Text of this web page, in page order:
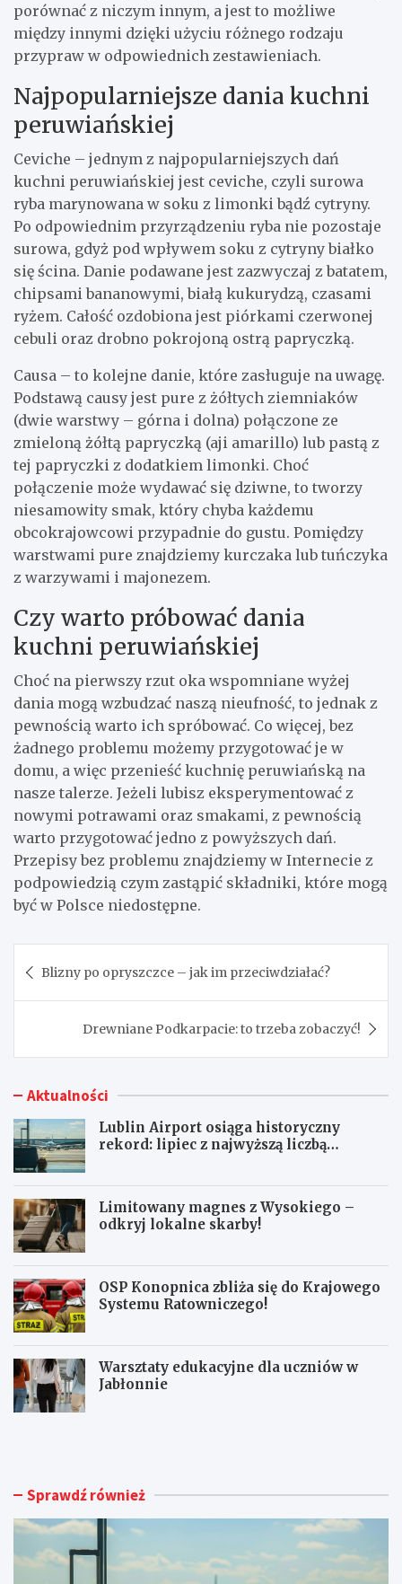
porównać z niczym innym, a jest to możliwe
między innymi dzięki użyciu różnego rodzaju
przypraw w odpowiednich zestawieniach.
Najpopularniejsze dania kuchni
peruwiańskiej
Ceviche – jednym z najpopularniejszych dań
kuchni peruwiańskiej jest ceviche, czyli surowa
ryba marynowana w soku z limonki bądź cytryny.
Po odpowiednim przyrządzeniu ryba nie pozostaje
surowa, gdyż pod wpływem soku z cytryny białko
się ścina. Danie podawane jest zazwyczaj z batatem,
chipsami bananowymi, białą kukurydzą, czasami
ryżem. Całość ozdobiona jest piórkami czerwonej
cebuli oraz drobno pokrojoną ostrą papryczką.
Causa – to kolejne danie, które zasługuje na uwagę.
Podstawą causy jest pure z żółtych ziemniaków
(dwie warstwy – górna i dolna) połączone ze
zmieloną żółtą papryczką (aji amarillo) lub pastą z
tej papryczki z dodatkiem limonki. Choć
połączenie może wydawać się dziwne, to tworzy
niesamowity smak, który chyba każdemu
obcokrajowcowi przypadnie do gustu. Pomiędzy
warstwami pure znajdziemy kurczaka lub tuńczyka
z warzywami i majonezem.
Czy warto próbować dania
kuchni peruwiańskiej
Choć na pierwszy rzut oka wspomniane wyżej
dania mogą wzbudzać naszą nieufność, to jednak z
pewnością warto ich spróbować. Co więcej, bez
żadnego problemu możemy przygotować je w
domu, a więc przenieść kuchnię peruwiańską na
nasze talerze. Jeżeli lubisz eksperymentować z
nowymi potrawami oraz smakami, z pewnością
warto przygotować jedno z powyższych dań.
Przepisy bez problemu znajdziemy w Internecie z
podpowiedzią czym zastąpić składniki, które mogą
być w Polsce niedostępne.
wpisu
Blizny po opryszczce – jak im przeciwdziałać?
Drewniane Podkarpacie: to trzeba zobaczyć!
Aktualności
Lublin Airport osiąga historyczny
rekord: lipiec z najwyższą liczbą
Limitowany magnes z Wysokiego –
odkryj lokalne skarby!
OSP Konopnica zbliża się do Krajowego
Systemu Ratowniczego!
Warsztaty edukacyjne dla uczniów w
Jabłonnie
L
n
i
p
L
o
a
y
Sprawdź również